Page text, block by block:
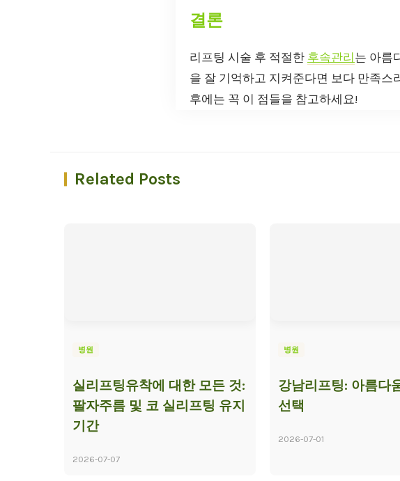
결론
리프팅 시술 후 적절한 후속관리 는 아름
을 잘 기억하고 지켜준다면 보다 만족스
후에는 꼭 이 점들을 참고하세요!
Related Posts
병원
실리프팅유착에 대한 모든 것:
팔자주름 및 코 실리프팅 유지
기간
2026-07-07
병원
강남리프팅: 아름다
선택
2026-07-01